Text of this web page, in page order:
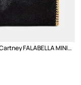
Stella McCartney FALABELLA MINI crossbody kabelka dámská